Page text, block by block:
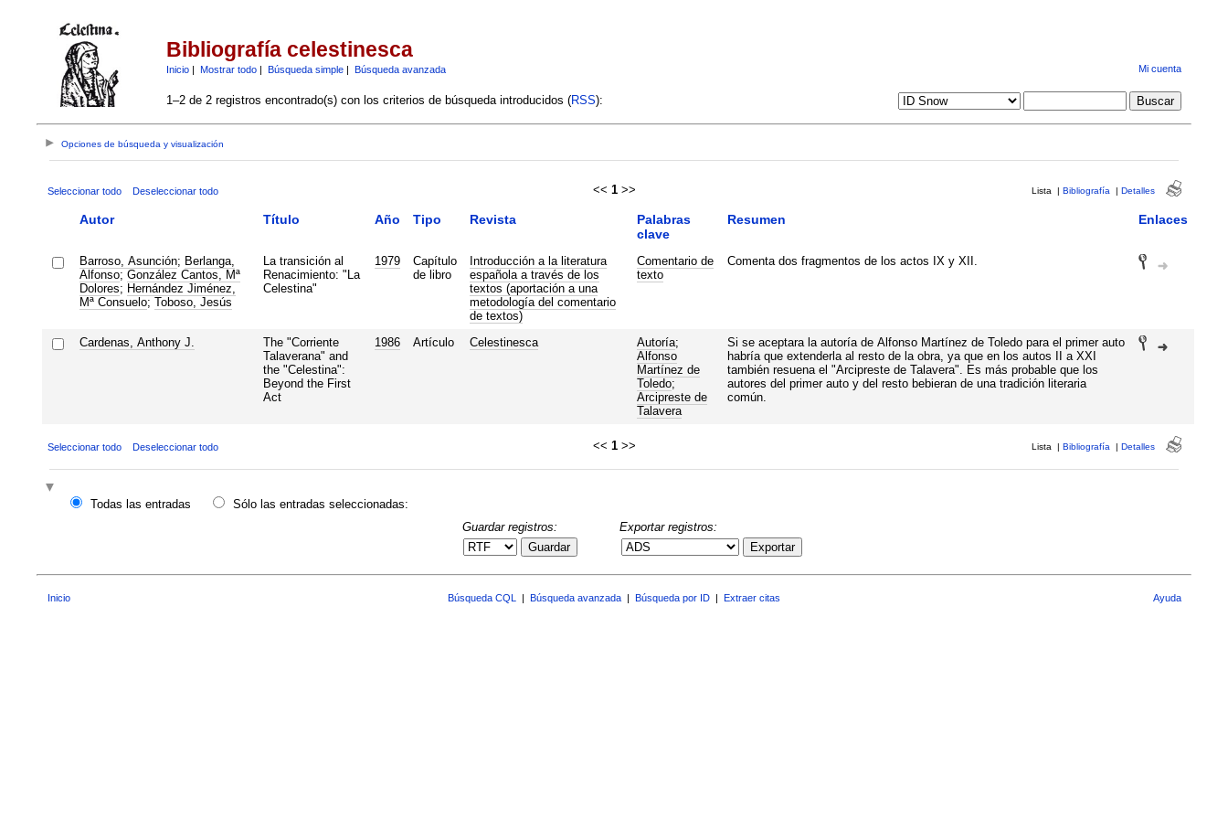
Bibliografía celestinesca
Inicio| Mostrar todo| Búsqueda simple| Búsqueda avanzada Mi cuenta
1–2 de 2 registros encontrado(s) con los criterios de búsqueda introducidos (RSS):
Opciones de búsqueda y visualización
Seleccionar todo Deseleccionar todo << 1 >> Lista | Bibliografía | Detalles
Autor Título Año Tipo Revista
Palabras
clave
Resumen Enlaces
Barroso, Asunción; Berlanga,
Alfonso; González Cantos, Mª
Dolores; Hernández Jiménez,
Mª Consuelo; Toboso, Jesús
La transición al
Renacimiento: "La
Celestina"
1979
Capítulo
de libro
Introducción a la literatura
española a través de los
textos (aportación a una
metodología del comentario
de textos)
Comentario de
texto
Comenta dos fragmentos de los actos IX y XII.
Cardenas, Anthony J.
The "Corriente
Talaverana" and
the "Celestina":
Beyond the First
Act
1986 Artículo Celestinesca Autoría;
Alfonso
Martínez de
Toledo;
Arcipreste de
Talavera
Si se aceptara la autoría de Alfonso Martínez de Toledo para el primer auto
habría que extenderla al resto de la obra, ya que en los autos II a XXI
también resuena el "Arcipreste de Talavera". Es más probable que los
autores del primer auto y del resto bebieran de una tradición literaria
común.
Seleccionar todo Deseleccionar todo << 1 >> Lista | Bibliografía | Detalles
Todas las entradas
Sólo las entradas seleccionadas:
Guardar registros:
Guardar
Exportar registros:
Exportar
Inicio Búsqueda CQL Búsqueda avanzada Búsqueda por ID Extraer citas Ayuda